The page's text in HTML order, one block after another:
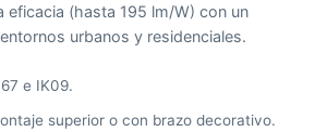
eficacia (hasta 195 lm/W) con un
urbanos y residenciales.
e IK09.
superior o con brazo decorativo.